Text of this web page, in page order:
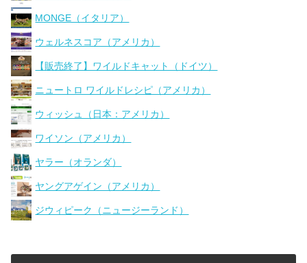
MONGE（イタリア）
ウェルネスコア（アメリカ）
【販売終了】ワイルドキャット（ドイツ）
ニュートロ ワイルドレシピ（アメリカ）
ウィッシュ（日本：アメリカ）
ワイソン（アメリカ）
ヤラー（オランダ）
ヤングアゲイン（アメリカ）
ジウィピーク（ニュージーランド）